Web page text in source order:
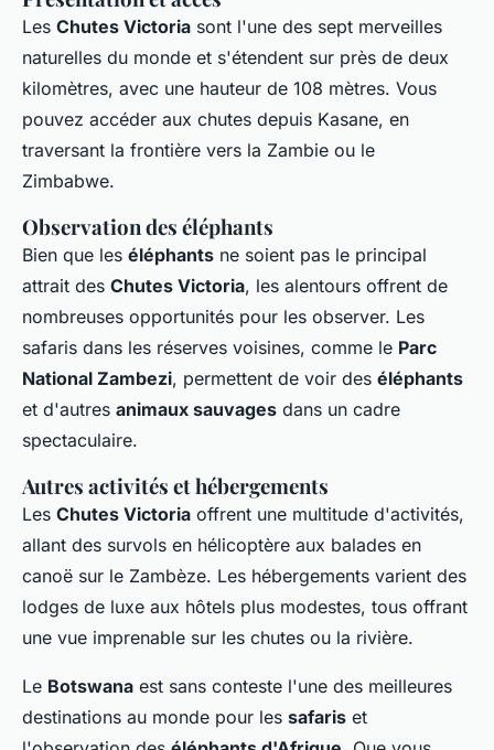
Les Chutes Victoria sont l'une des sept merveilles
naturelles du monde et s'étendent sur près de deux
kilomètres, avec une hauteur de 108 mètres. Vous
pouvez accéder aux chutes depuis Kasane, en
traversant la frontière vers la Zambie ou le
Zimbabwe.
Observation des éléphants
Bien que les éléphants ne soient pas le principal
attrait des Chutes Victoria, les alentours offrent de
nombreuses opportunités pour les observer. Les
safaris dans les réserves voisines, comme le Parc
National Zambezi, permettent de voir des éléphants
et d'autres animaux sauvages dans un cadre
spectaculaire.
Autres activités et hébergements
Les Chutes Victoria offrent une multitude d'activités,
allant des survols en hélicoptère aux balades en
canoë sur le Zambèze. Les hébergements varient des
lodges de luxe aux hôtels plus modestes, tous offrant
une vue imprenable sur les chutes ou la rivière.
Le Botswana est sans conteste l'une des meilleures
destinations au monde pour les safaris et